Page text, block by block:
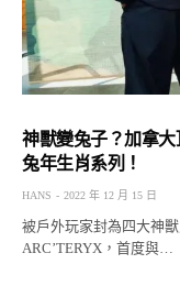
神獸變兔子？加拿大
兔年生肖系列！
HANS 2022 年 12 月 15 日
被戶外玩家封為四大神
ARC’TERYX，首度與…